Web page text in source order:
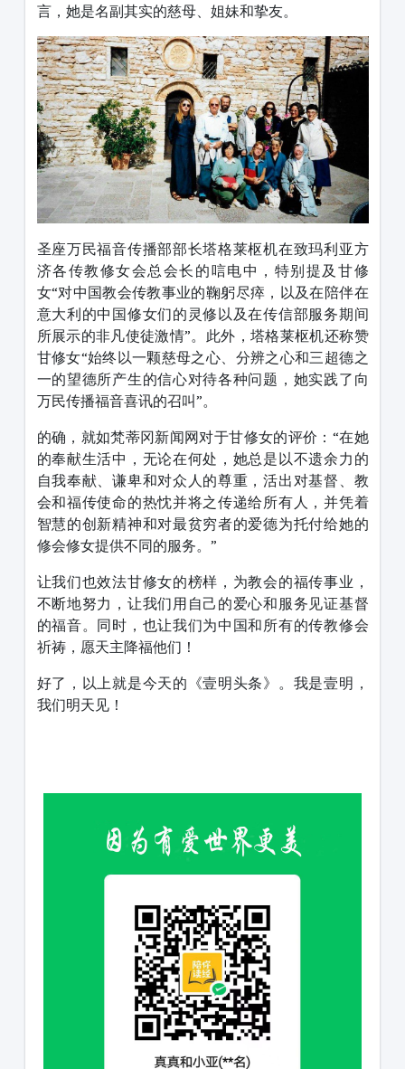
言，她是名副其实的慈母、姐妹和挚友。
圣座万民福音传播部部长塔格莱枢机在致玛利亚方
济各传教修女会总会长的唁电中，特别提及甘修
女“对中国教会传教事业的鞠躬尽瘁，以及在陪伴在
意大利的中国修女们的灵修以及在传信部服务期间
所展示的非凡使徒激情”。此外，塔格莱枢机还称赞
甘修女“始终以一颗慈母之心、分辨之心和三超德之
一的望德所产生的信心对待各种问题，她实践了向
万民传播福音喜讯的召叫”。
的确，就如梵蒂冈新闻网对于甘修女的评价：“在她
的奉献生活中，无论在何处，她总是以不遗余力的
自我奉献、谦卑和对众人的尊重，活出对基督、教
会和福传使命的热忱并将之传递给所有人，并凭着
智慧的创新精神和对最贫穷者的爱德为托付给她的
修会修女提供不同的服务。”
让我们也效法甘修女的榜样，为教会的福传事业，
不断地努力，让我们用自己的爱心和服务见证基督
的福音。同时，也让我们为中国和所有的传教修会
祈祷，愿天主降福他们！
好了，以上就是今天的《壹明头条》。我是壹明，
我们明天见！